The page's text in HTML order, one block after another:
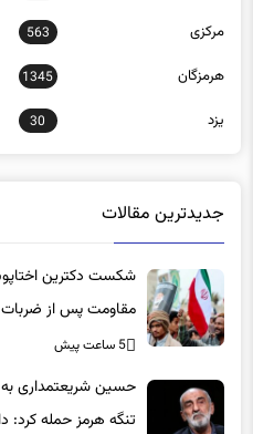
مرکزی 563
هرمزگان 1345
یزد 30
جدیدترین مقالات
شکست دکترین
مقاومت پس از ضربات
دیپلماسی را برگزیند؟
5 ساعت پیش
حسین شریعتمداری به
تنگه هرمز حمله کرد: